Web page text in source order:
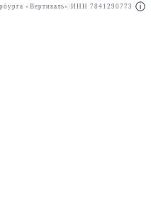
ООО "Право.ру" ИНН: 7704835288
«Вертикаль» ИНН 7841290773